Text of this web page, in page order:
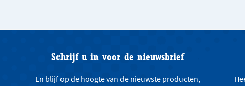
Schrijf u in voor de nieuwsbrief
En blijf op de hoogte van de nieuwste producten,